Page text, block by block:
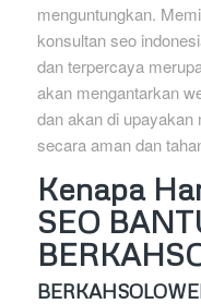
menguntungkan.
konsultan seo
dan terpercaya
akan mengantarkan
dan akan di
secara aman dan
Kenapa
SEO